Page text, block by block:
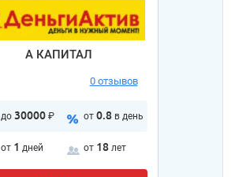
А КАПИТАЛ
0 отзывов
до 30000 ₽ от 0.8 в день
от 1 дней от 18 лет